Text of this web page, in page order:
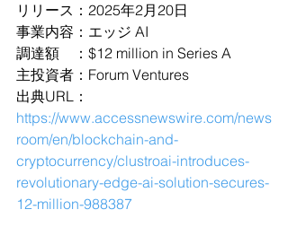
リリース：2025年2月20日
事業内容：エッジ AI
調達額　：$12 million in Series A
主投資者：Forum Ventures
出典URL：
https://www.accessnewswire.com/news
room/en/blockchain-and-
cryptocurrency/clustroai-introduces-
revolutionary-edge-ai-solution-secures-
12-million-988387